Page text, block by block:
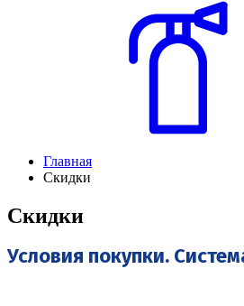
Главная
Скидки
Скидки
Условия покупки.